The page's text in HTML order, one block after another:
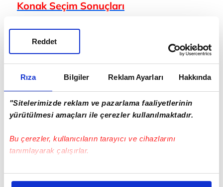
Rıza Bilgiler Reklam Ayarları Hakkında
"Sitelerimizde reklam ve pazarlama faaliyetlerinin
yürütülmesi amaçları ile çerezler kullanılmaktadır.
Bu çerezler, kullanıcıların tarayıcı ve cihazlarını
tanımlayarak çalışırlar.
Bu çerezlere izin vermeniz halinde sizlere özel
Reddet
Konak Seçim Sonuçları
MenderesSeçim Sonuçları
MenemenSeçim Sonuçları
Narlıdere Seçim Sonuçları
ÖdemişSeçim Sonuçları
SeferihisarSeçim Sonuçları